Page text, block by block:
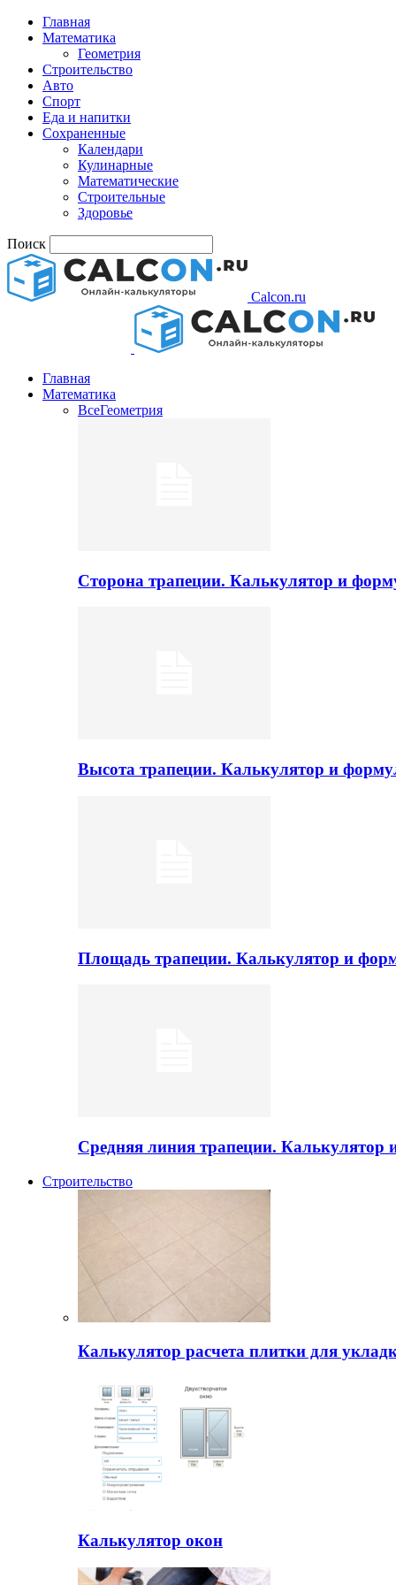
Главная
Математика
Геометрия
Строительство
Авто
Спорт
Еда и напитки
Сохраненные
Календари
Кулинарные
Математические
Строительные
Здоровье
Поиск
Calcon.ru
Главная
Математика
ВсеГеометрия
Сторона трапеции. Калькулятор и
Высота трапеции. Калькулятор и
Площадь трапеции. Калькулятор и
Средняя линия трапеции.
Строительство
Калькулятор расчета плитки для
Калькулятор окон